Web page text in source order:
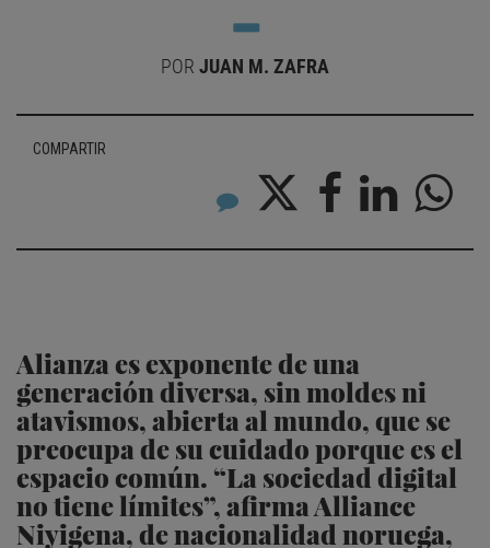
POR JUAN M. ZAFRA
COMPARTIR
Alianza es exponente de una
generación diversa, sin moldes ni
atavismos, abierta al mundo, que se
preocupa de su cuidado porque es el
espacio común. “La sociedad digital
no tiene límites”, afirma Alliance
Niyigena, de nacionalidad noruega,